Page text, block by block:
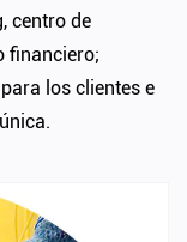
centro de
financiero;
los clientes e